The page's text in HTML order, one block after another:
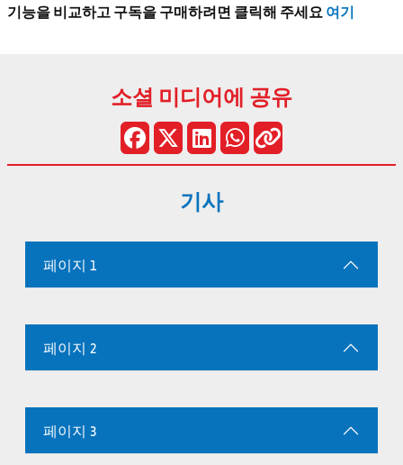
기능을 비교하고 구독을 구매하려면 클릭해 주세요 여기
소셜 미디어에 공유
기사
페이지 1
페이지 2
페이지 3